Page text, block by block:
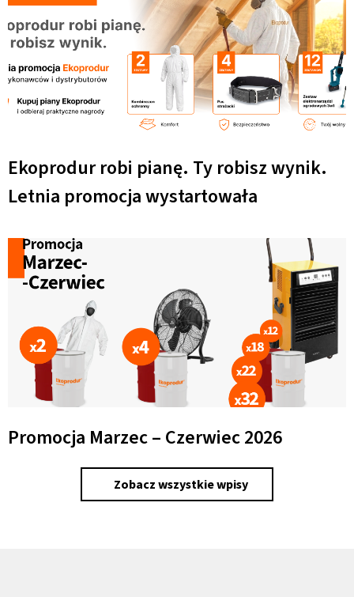
Ekoprodur robi pianę. Ty robisz wynik.
Letnia promocja wystartowała
Promocja Marzec – Czerwiec 2026
Zobacz wszystkie wpisy